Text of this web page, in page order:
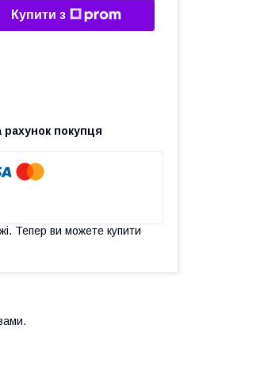
Купити з
рахунок покупця
Тепер ви можете купити